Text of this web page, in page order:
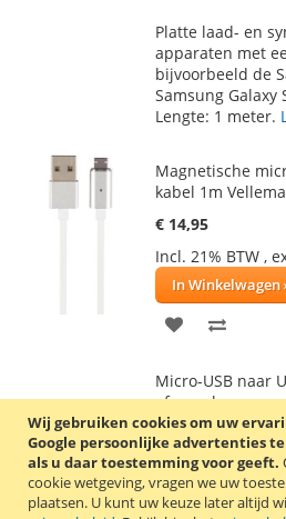
Wij gebruiken cookies om uw
Google persoonlijke advertenties
als u daar toestemming voor geeft.
cookie wetgeving, vragen we uw
plaatsen. U kunt uw keuze later altijd
AAN TE
Platte laad- en
apparaten met
bijvoorbeeld de
Samsung Galaxy
Lengte: 1 meter.
Magnetische
kabel 1m
€ 14,95
Incl. 21% BTW ,
In Winkelwagen
VOEG
AAN TE
Micro-USB naar
afneembare,
connector. De
vermindert
uitpluggen van
van de kabel in
zitten.Lees